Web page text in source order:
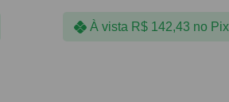
À vista R$142,43 no Pix